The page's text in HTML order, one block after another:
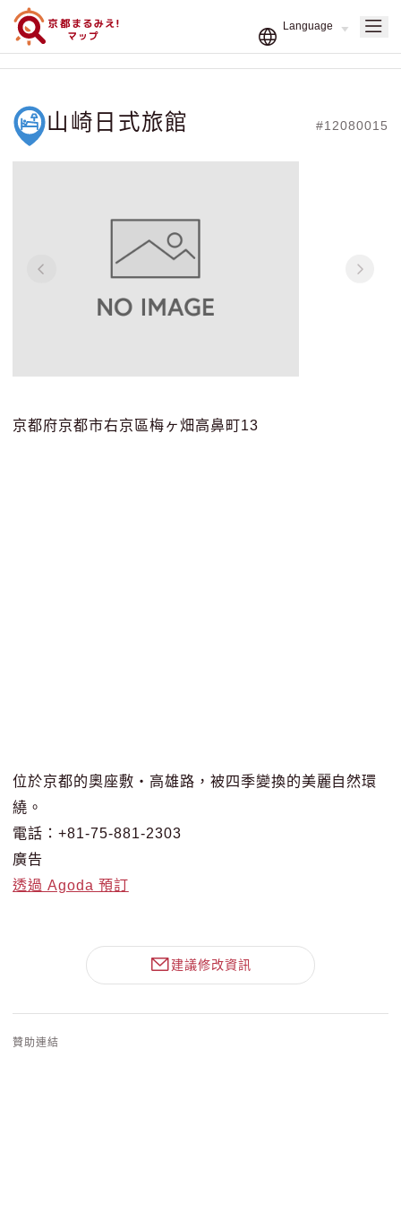
山崎日式旅館 #12080015
京都府京都市右京區梅ヶ畑高鼻町13
位於京都的奧座敷・高雄路，被四季變換的美麗自然環
繞。
電話：+81-75-881-2303
廣告
透過 Agoda 預訂
建議修改資訊
贊助連結